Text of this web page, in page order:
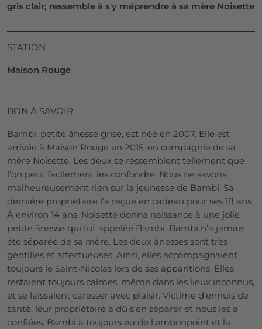
gris clair; ressemble à s'y méprendre à sa mère Noisette
STATION
Maison Rouge
BON À SAVOIR
Bambi, petite ânesse grise, est née en 2007. Elle est
arrivée à Maison Rouge en 2015, en compagnie de sa
mère Noisette. Les deux se ressemblent tellement que
l’on peut facilement les confondre. Nous ne savons
malheureusement rien sur la jeunesse de Bambi. Sa
dernière propriétaire l’a reçue en cadeau pour ses 18 ans.
À environ 14 ans, Noisette donna naissance à une jolie
petite ânesse qui fut appelée Bambi. Bambi n’a jamais
été séparée de sa mère. Les deux ânesses sont très
gentilles et affectueuses. Ainsi, elles accompagnaient
toujours le Saint-Nicolas lors de ses apparitions. Elles
restaient toujours calmes, même dans les lieux inconnus,
et se laissaient caresser avec plaisir. Victime d’ennuis de
santé, leur propriétaire a dû s’en séparer et nous les a
confiées. Bambi a toujours eu de l’embonpoint et la